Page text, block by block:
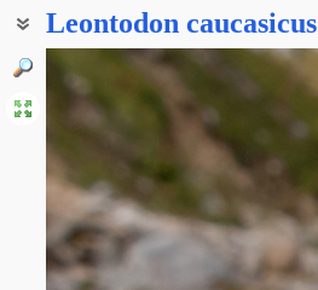
Leontodon caucasicus
Кульбаба яйлинская